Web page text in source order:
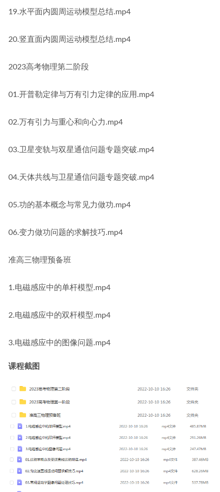
19.水平面内圆周运动模型总结.mp4
20.竖直面内圆周运动模型总结.mp4
2023高考物理第二阶段
01.开普勒定律与万有引力定律的应用.mp4
02.万有引力与重心和向心力.mp4
03.卫星变轨与双星通信问题专题突破.mp4
04.天体共线与卫星通信问题专题突破.mp4
05.功的基本概念与常见力做功.mp4
06.变力做功问题的求解技巧.mp4
准高三物理预备班
1.电磁感应中的单杆模型.mp4
2.电磁感应中的双杆模型.mp4
3.电磁感应中的图像问题.mp4
课程截图